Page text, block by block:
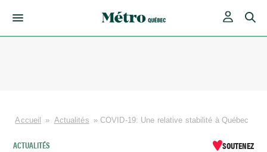
Accueil » Actualités » COVID-19: Une relative stabilité à Québec
ACTUALITÉS SOUTENEZ